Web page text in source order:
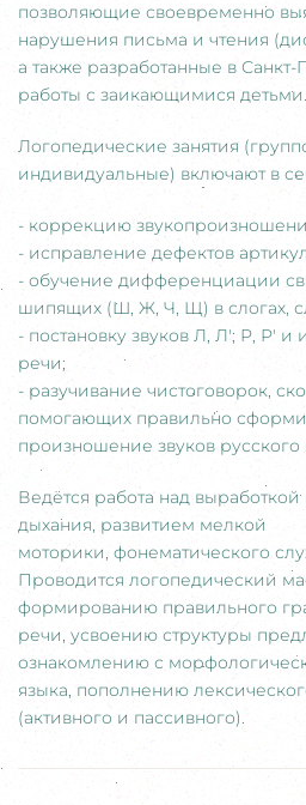
позволяющие своевременно
нарушения письма и чтения
а также разработанные в
работы с заикающимися детьми.
Логопедические занятия
индивидуальные) включают в
- коррекцию
- исправление дефектов
- обучение дифференциации
шипящих (Ш, Ж, Ч, Щ) в слогах,
- постановку звуков Л, Л'; Р, Р' и
речи;
- разучивание чистоговорок,
помогающих правильно
произношение звуков русского
Ведётся работа над
дыхания, развитием мелкой
моторики, фонематического
Проводится логопедический
формированию правильного
речи, усвоению структуры
ознакомлению с
языка, пополнению
(активного и пассивного).